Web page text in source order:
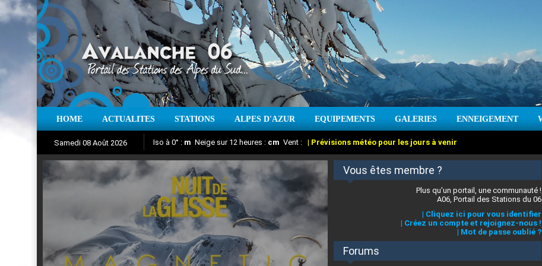
HOME ACTUALITES STATIONS ALPES D'AZUR EQUIPEMENTS GALERIES ENNEIGEMENT
Samedi 08 Août 2026
Aujourd'hui : T° Min : T° Max :°C Prévisions météo pour les jours à venir
Iso à 0° : m Neige sur 12 heures : cm Vent : | Prévisions météo pour les jours à venir
Suivez en direct l'actualité des stations des Alpes-Maritimes
Nuit de la Glisse 2018 Vous êtes membre ?
Plus qu'un portail, une communauté !
A06, Portail des Stations du 06
| Cliquez ici pour vous identifier
| Créez un compte et rejoignez-nous !
| Mot de passe oublié ?
Forums